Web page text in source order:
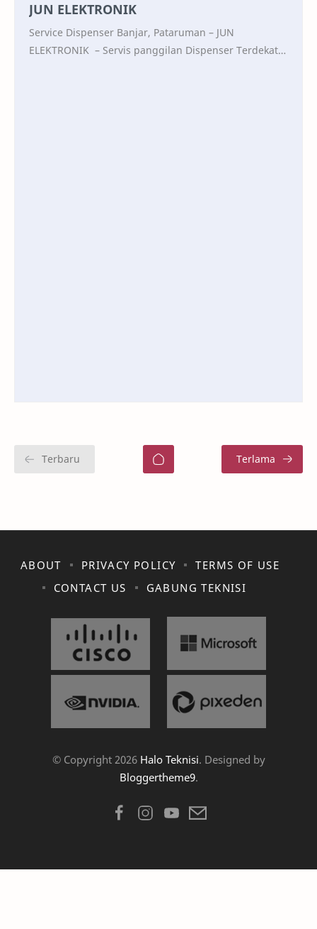
JUN ELEKTRONIK
Service Dispenser Banjar, Pataruman – JUN
ELEKTRONIK – Servis panggilan Dispenser Terdekat
ABOUT PRIVACY POLICY
TERMS OF USE
CONTACT US
GABUNG TEKNISI
© Copyright 2026 Halo Teknisi. Designed by
Bloggertheme9.